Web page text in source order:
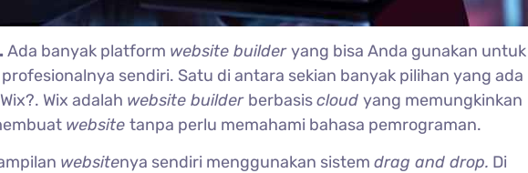
Ada banyak platform website builderyang bisa Anda gunakan untuk
sendiri. Satu di antara sekian banyak pilihan yang ada
Wix adalah website builder berbasiscloud yang memungkinkan
website tanpa perlu memahami bahasa pemrograman.
websitenya sendiri menggunakan sistem drag and drop. Di